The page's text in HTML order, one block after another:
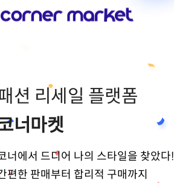
션 리세일 플랫폼
너마켓
너에서 드디어 나의 스타일을 찾았다!
편한 판매부터 합리적 구매까지